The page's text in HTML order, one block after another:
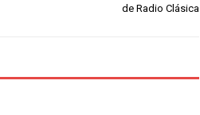
de Radio Clásica